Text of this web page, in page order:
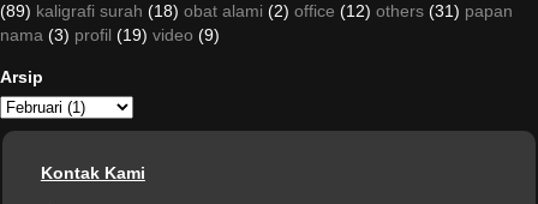
(89) kaligrafi surah (18) obat alami (2) office (12) others (31) papan
nama (3) profil (19) video (9)
Arsip
Kontak Kami